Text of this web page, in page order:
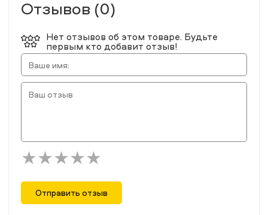
Отзывов (0)
Нет отзывов об этом товаре. Будьте
первым кто добавит отзыв!
Отправить отзыв